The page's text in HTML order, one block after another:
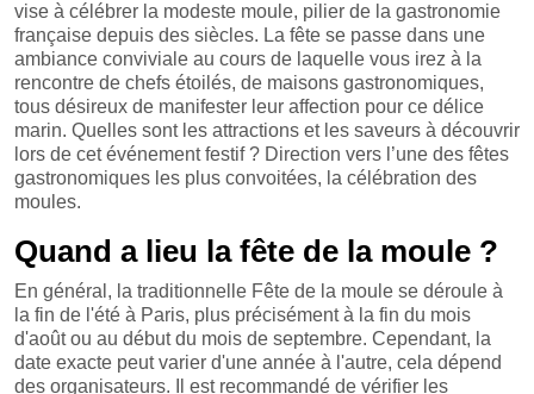
vise à célébrer la modeste moule, pilier de la gastronomie
française depuis des siècles. La fête se passe dans une
ambiance conviviale au cours de laquelle vous irez à la
rencontre de chefs étoilés, de maisons gastronomiques,
tous désireux de manifester leur affection pour ce délice
marin. Quelles sont les attractions et les saveurs à découvrir
lors de cet événement festif ? Direction vers l’une des fêtes
gastronomiques les plus convoitées, la célébration des
moules.
Quand a lieu la fête de la moule ?
En général, la traditionnelle Fête de la moule se déroule à
la fin de l'été à Paris, plus précisément à la fin du mois
d'août ou au début du mois de septembre. Cependant, la
date exacte peut varier d'une année à l'autre, cela dépend
des organisateurs. Il est recommandé de vérifier les